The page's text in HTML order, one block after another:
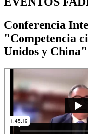
Conferencia
"Competencia
Unidos y China"